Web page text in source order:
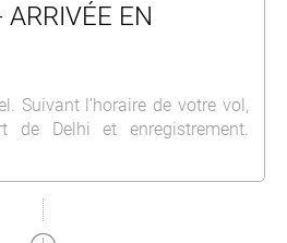
ARRIVÉE EN
Suivant l’horaire de votre vol,
de Delhi et enregistrement.